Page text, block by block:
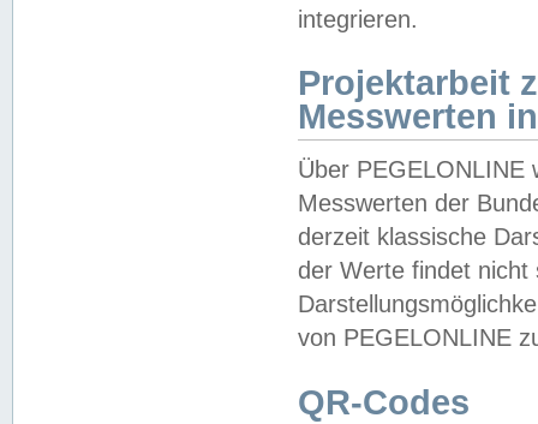
integrieren.
Projektarbeit
Messwerten
Über PEGELONLINE
Messwerten der
derzeit klassische
der Werte findet
von PEGELONLINE
QR-Codes